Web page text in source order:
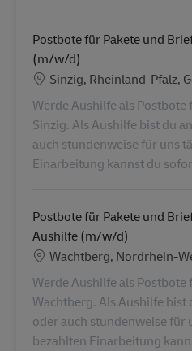
Postbote für Pakete und
(m/w/d)
Location
Sinzig, Rheinland-Pfalz,
Werde Aushilfe als
Sinzig. Als Aushilfe bist du
auch stundenweise für uns
Einarbeitung kannst du
Postbote für Pakete und
Aushilfe (m/w/d)
Location
Wachtberg, Nordrhein-
Werde Aushilfe als
Wachtberg. Als Aushilfe bist
oder auch stundenweise für
bezahlten Einarbeitung